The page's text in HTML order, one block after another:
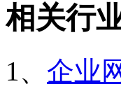
相关行
1、 企业